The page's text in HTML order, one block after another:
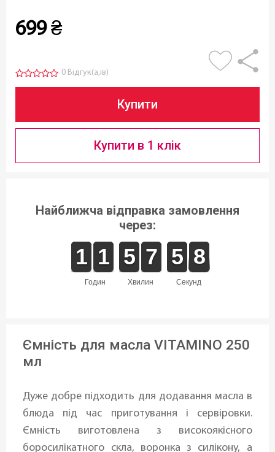
699 ₴
0 Відгук(а,ів)
Купити
Купити в 1 клік
Найближча відправка замовлення
через:
годин
1
1
1
1 1
1
1
1
хвилин
4
4
5
5 8
7
7
секунд
0
5
5 8
8
7
Ємність для масла VITAMINO 250
мл
Дуже добре підходить для додавання масла в
блюда під час приготування і сервіровки.
Ємність виготовлена ​​з високоякісного
боросилікатного скла, воронка з силікону, а